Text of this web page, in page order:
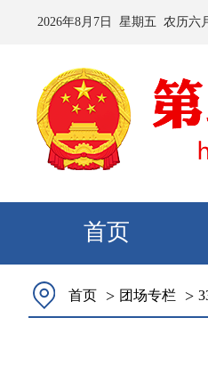
2026年8月 7 日 星期五 农历六
首页
首页 > 团场专栏 >